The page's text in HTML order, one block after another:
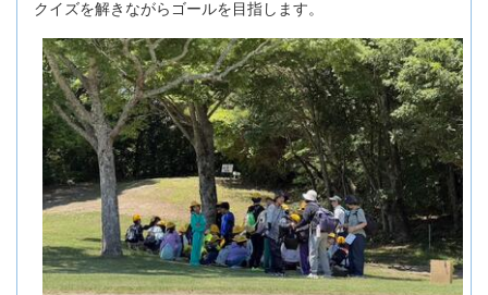
クイズを解きながらゴールを目指します。